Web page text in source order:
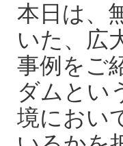
本日は、
いた、広
事例をご
ダムとい
境におい